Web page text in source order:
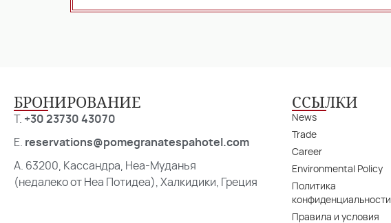
БРОНИРОВАНИЕ
+30 23730 43070
E. reservations@pomegranatespahotel.com
A. 63200, Кассандра, Неа-Муданья
(недалеко от Неа Потидеа), Халкидики, Греция
ССЫЛКИ
News
Trade
Career
Environmental Policy
Политика
конфиденциальности
Правила и условия